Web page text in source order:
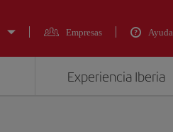
Empresas Ayuda
Experiencia Iberia